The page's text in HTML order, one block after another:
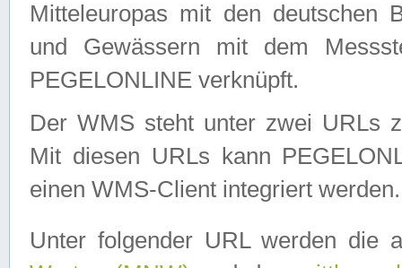
Mitteleuropas mit den deutschen
und Gewässern mit dem
PEGELONLINE verknüpft.
Der WMS steht unter zwei URLs
Mit diesen URLs kann
einen WMS-Client integriert werden.
Unter folgender URL werden die